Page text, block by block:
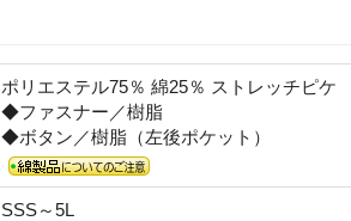
ポリエステル75％ 綿25％ ストレッチピケ
◆ファスナー／樹脂
◆ボタン／樹脂（左後ポケット）
SSS～5L